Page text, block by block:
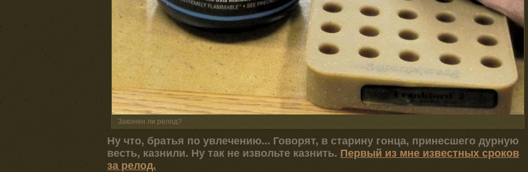
Законен ли релод?
Ну что, братья по увлечению... Говорят, в старину гонца, принесшего дурную
весть, казнили. Ну так не извольте казнить. Первый из мне известных сроков
за релод.